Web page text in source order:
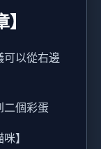
可以從右邊
二個彩蛋
】